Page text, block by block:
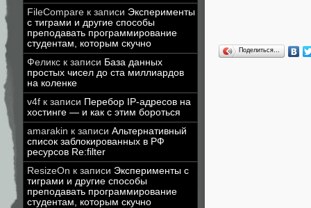
FileCompare к записи Эксперименты
с тиграми и другие способы
преподавать программирование
студентам, которым скучно
Феликс к записи База данных
простых чисел до ста миллиардов
на коленке
v4f к записи Перебор IP-адресов на
хостинге — и как с этим бороться
amarakin к записи Альтернативный
список заблокированных в РФ
ресурсов Re:filter
ResizeOn к записи Эксперименты с
тиграми и другие способы
преподавать программирование
студентам, которым скучно
Поделиться…